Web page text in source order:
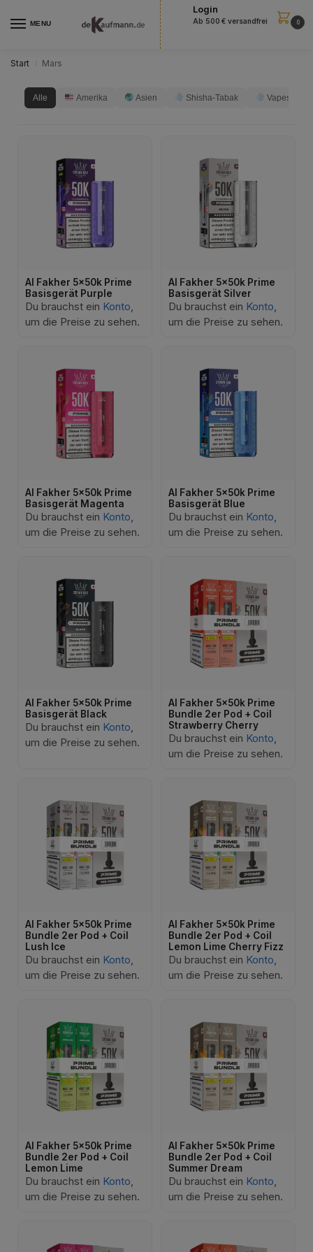
MENU
Login
Ab 500 € versandfrei 0
Start Mars
Alle Amerika Asien Shisha-Tabak Vapes
Al Fakher 5x50k Prime
Basisgerät Purple
Du brauchst ein Konto,
um die Preise zu sehen.
Al Fakher 5x50k Prime
Basisgerät Silver
Du brauchst ein Konto,
um die Preise zu sehen.
Al Fakher 5x50k Prime
Basisgerät Magenta
Du brauchst ein Konto,
um die Preise zu sehen.
Al Fakher 5x50k Prime
Basisgerät Blue
Du brauchst ein Konto,
um die Preise zu sehen.
Al Fakher 5x50k Prime
Basisgerät Black
Du brauchst ein Konto,
um die Preise zu sehen.
Al Fakher 5x50k Prime
Bundle 2er Pod + Coil
Strawberry Cherry
Du brauchst ein Konto,
um die Preise zu sehen.
Al Fakher 5x50k Prime
Bundle 2er Pod + Coil
Lush Ice
Du brauchst ein Konto,
um die Preise zu sehen.
Al Fakher 5x50k Prime
Bundle 2er Pod + Coil
Lemon Lime Cherry Fizz
Du brauchst ein Konto,
um die Preise zu sehen.
Al Fakher 5x50k Prime
Bundle 2er Pod + Coil
Lemon Lime
Du brauchst ein Konto,
um die Preise zu sehen.
Al Fakher 5x50k Prime
Bundle 2er Pod + Coil
Summer Dream
Du brauchst ein Konto,
um die Preise zu sehen.